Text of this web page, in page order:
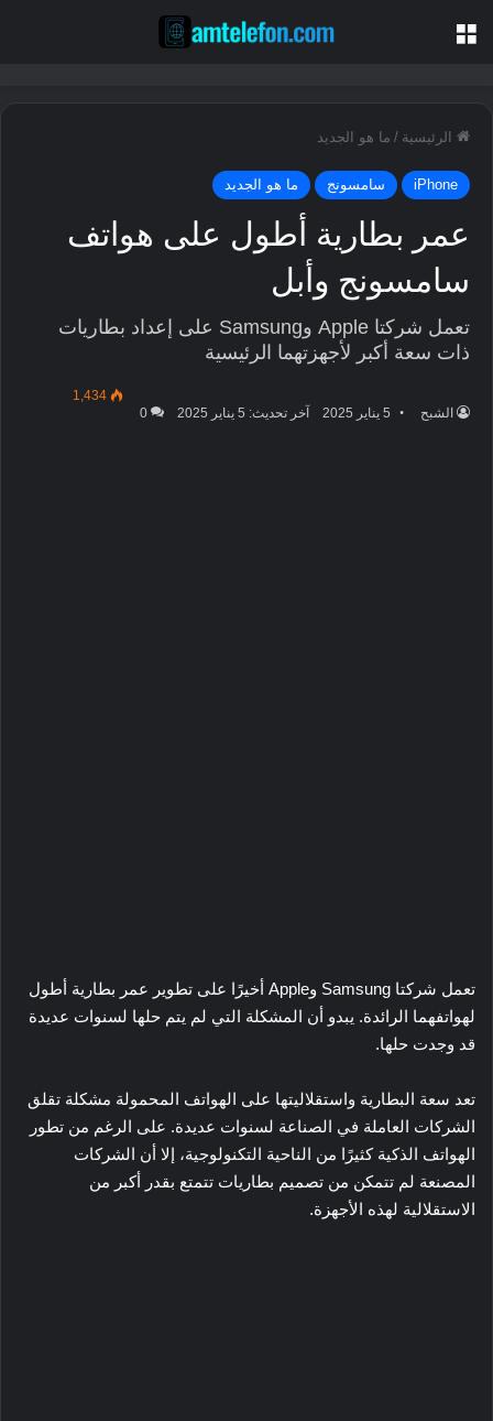
الرئيسية / ما هو الجديد
iPhone سامسونج ما هو الجديد
عمر بطارية أطول على هواتف
سامسونج وأبل
تعمل شركتا Apple وSamsung على إعداد بطاريات
ذات سعة أكبر لأجهزتهما الرئيسية
الشبح 5 يناير 2025 آخر تحديث: 5 يناير 2025 0
1,434
تعمل شركتا Samsung وApple أخيرًا على تطوير عمر بطارية أطول
لهواتفهما الرائدة. يبدو أن المشكلة التي لم يتم حلها لسنوات عديدة
قد وجدت حلها.
تعد سعة البطارية واستقلاليتها على الهواتف المحمولة مشكلة تقلق
الشركات العاملة في الصناعة لسنوات عديدة. على الرغم من تطور
الهواتف الذكية كثيرًا من الناحية التكنولوجية، إلا أن الشركات
المصنعة لم تتمكن من تصميم بطاريات تتمتع بقدر أكبر من
الاستقلالية لهذه الأجهزة.